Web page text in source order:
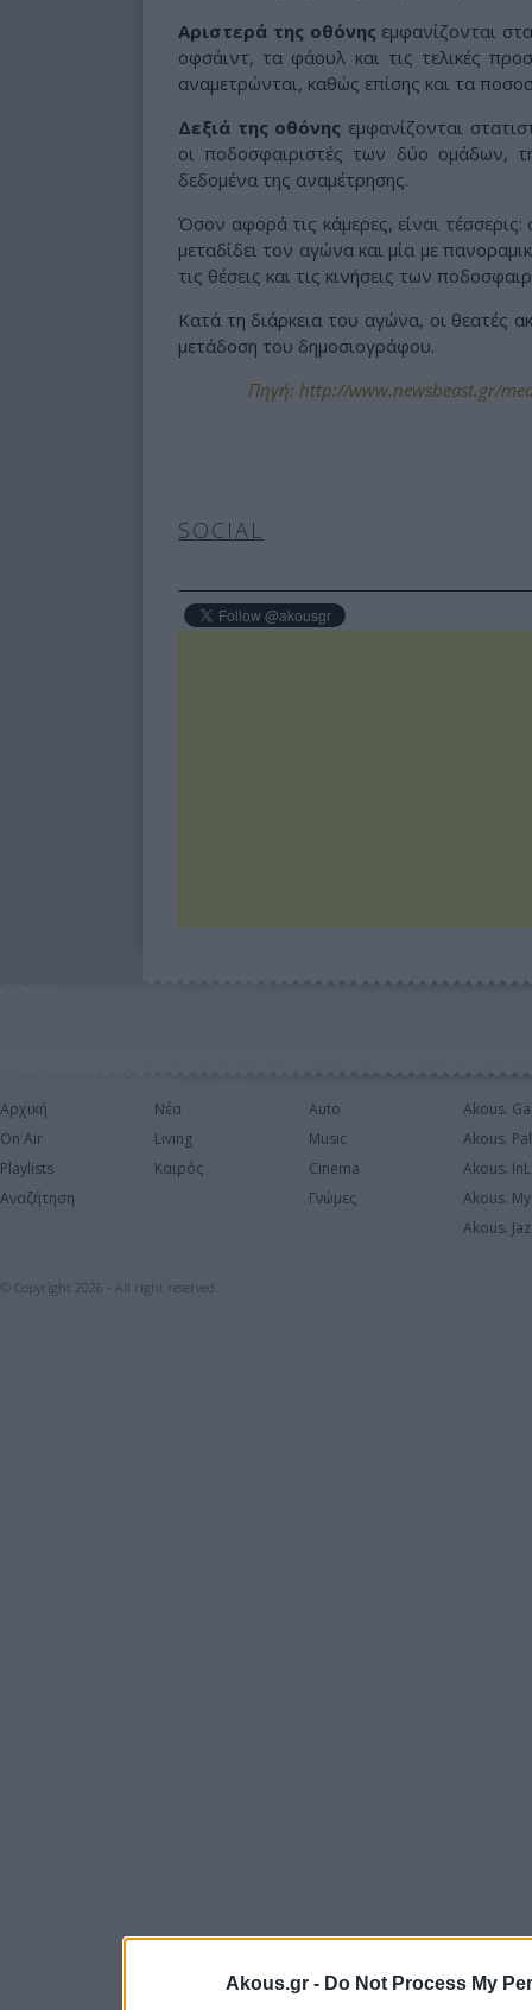
Akous.gr - Do Not Process My
Αριστερά της οθόνης εμφανίζονται
οφσάιντ, τα φάουλ και τις τελικές
αναμετρώνται, καθώς επίσης και τα
Δεξιά της οθόνης εμφανίζονται
οι ποδοσφαιριστές των δύο ομάδων,
δεδομένα της αναμέτρησης.
Όσον αφορά τις κάμερες, είναι
μεταδίδει τον αγώνα και μία με
τις θέσεις και τις κινήσεις των
Κατά τη διάρκεια του αγώνα, οι θεατές
μετάδοση του δημοσιογράφου.
Πηγή: http://www.newsbeast.gr/
SOCIAL
Αρχική
On Air
Playlists
Αναζήτηση
Νέα
Living
Καιρός
Auto
Music
Cinema
Γνώμες
Akous.
Akous.
Akous.
Akous.
Akous.
© Copyright 2026 - All right reserved.